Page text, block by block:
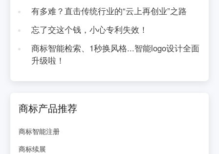
有多难？直击传统行业的“云上再创业”之路
忘了交这个钱，小心专利失效！
商标智能检索、1秒换风格...智能logo设计全面
升级啦！
商标产品推荐
商标智能注册
商标续展